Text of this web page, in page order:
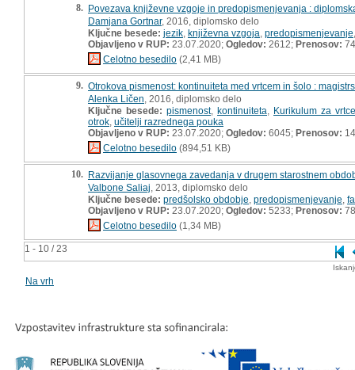
1 - 10 / 23
8. Povezava književne vzgoje in predopismenjevanja :
Damjana Gortnar, 2016, diplomsko delo
Ključne besede: jezik književna vzgoja predopismenjevanje
Objavljeno v RUP: 23.07.2020; Ogledov: 2612; Prenosov: 74
Celotno besedilo (2,41 MB)
9. Otrokova pismenost: kontinuiteta med vrtcem in šolo :
Alenka Ličen , 2016, diplomsko delo
Ključne besede: pismenost, kontinuiteta
Kurikulum za vrtce
otrok učitelji razrednega pouka
Objavljeno v RUP: 23.07.2020; Ogledov: 6045; Prenosov:
Celotno besedilo (894,51 KB)
10. Razvijanje glasovnega zavedanja v drugem starostnem
Valbone Saliaj , 2013, diplomsko delo
Ključne besede: predšolsko obdobje predopismenjevanje
Objavljeno v RUP: 23.07.2020; Ogledov: 5233; Prenosov: 78
Celotno besedilo (1,34 MB)
Na vrh